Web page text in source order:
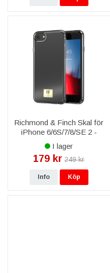
Richmond & Finch Skal för
iPhone 6/6S/7/8/SE 2 -
Transparent
I lager
179 kr 249 kr
Info Köp